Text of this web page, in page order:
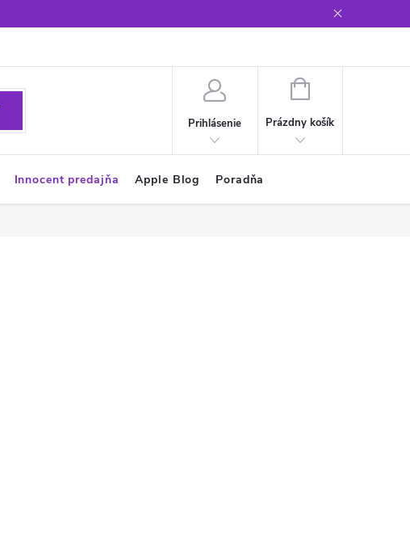
Prihlásenie
NÁKUPNÝ
Prázdny košík
Innocent predajňa Apple Blog Poradňa